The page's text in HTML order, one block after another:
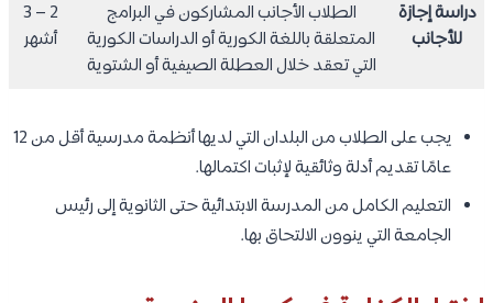
دراسة إجازة
للأجانب
الطلاب الأجانب المشاركون في البرامج
المتعلقة باللغة الكورية أو الدراسات الكورية
التي تعقد خلال العطلة الصيفية أو الشتوية
2 – 3
أشهر
يجب على الطلاب من البلدان التي لديها أنظمة مدرسية أقل من 12
عامًا تقديم أدلة وثائقية لإثبات اكتمالها.
التعليم الكامل من المدرسة الابتدائية حتى الثانوية إلى رئيس
الجامعة التي ينوون الالتحاق بها.